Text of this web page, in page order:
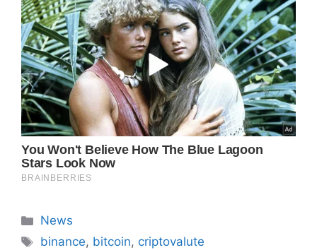
Categorie
News
Tag
binance, bitcoin, criptovalute